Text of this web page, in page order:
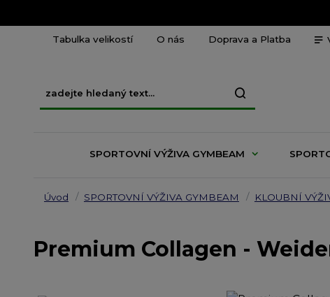
Tabulka velikostí O nás Doprava a Platba
SPORTOVNÍ VÝŽIVA GYMBEAM
Úvod SPORTOVNÍ VÝŽIVA GYMBEAM KLOUBNÍ
Premium Collagen -